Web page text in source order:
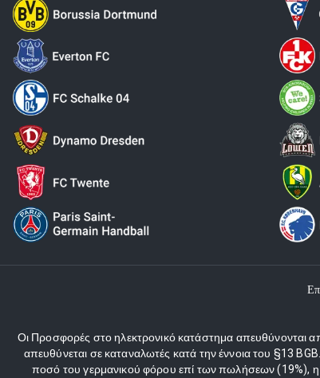
Οι Προσφορές στο ηλεκτρονικό κατάστημα απευθύνονται
απευθύνεται σε καταναλωτές κατά την έννοια του §13
ποσό του γερμανικού φόρου επί των πωλήσεων (19%), η